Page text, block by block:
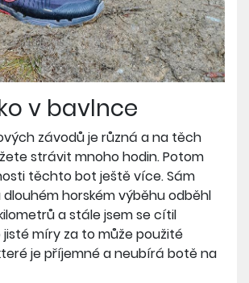
v bavlnce
závodů je různá a na těch
strávit mnoho hodin. Potom
těchto bot ještě více. Sám
dlouhém horském výběhu odběhl
a stále jsem se cítil
míry za to může použité
je příjemné a neubírá botě na